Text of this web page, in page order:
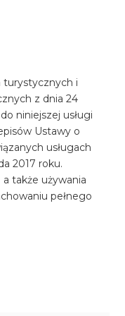
turystycznych i
z dnia 24
niniejszej usługi
Ustawy o
usługach
2017 roku.
także używania
pełnego